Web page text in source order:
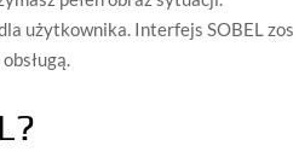
użytkownika. Interfejs SOBEL